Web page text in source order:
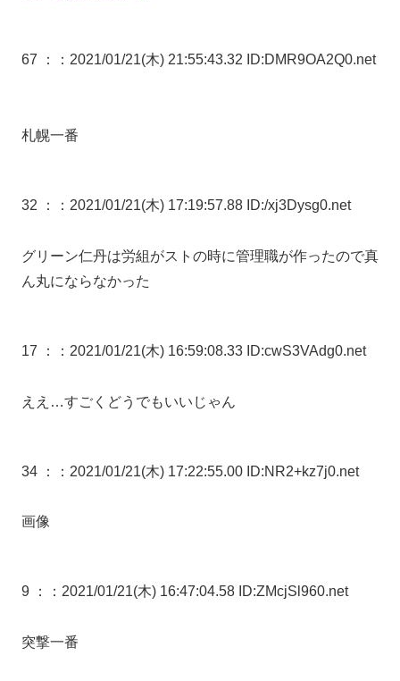
67 ： ：2021/01/21(木) 21:55:43.32 ID:DMR9OA2Q0.net
札幌一番
32 ： ：2021/01/21(木) 17:19:57.88 ID:/xj3Dysg0.net
グリーン仁丹は労組がストの時に管理職が作ったので真
ん丸にならなかった
17 ： ：2021/01/21(木) 16:59:08.33 ID:cwS3VAdg0.net
ええ…すごくどうでもいいじゃん
34 ： ：2021/01/21(木) 17:22:55.00 ID:NR2+kz7j0.net
画像
9 ： ：2021/01/21(木) 16:47:04.58 ID:ZMcjSl960.net
突撃一番